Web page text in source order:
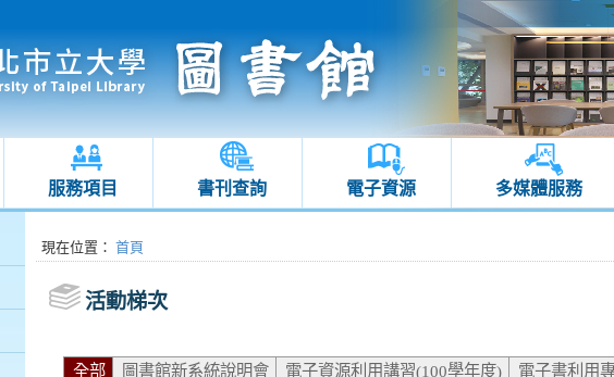
服務項目 書刊查詢 電子資源 多媒體服務
:::現在位置 ： 首頁
活動梯次
全部 圖書館新系統說明會 電子資源利用講習(100學年度)
電子書利用